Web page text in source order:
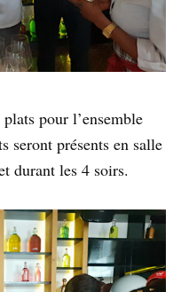
pour l’ensemble
seront présents en salle
durant les 4 soirs.